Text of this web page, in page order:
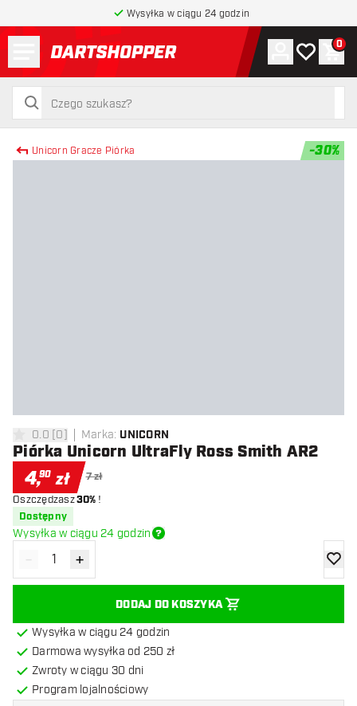
Wysyłka w ciągu 24 godzin
powrót do strony głównej
szukaj
szukaj
Konto
Moja lista
0
Unicorn Gracze Piórka -30%
0 gwiazdki oceny
0.0 [0] Marka: UNICORN
Piórka Unicorn UltraFly Ross Smith AR2
4,90 zł 7 zł
Oszczędzasz30% !
Dostępny
Wysyłka w ciągu 24 godzin
Zmniejsz ilość
- Zwiększ ilość
+
DODAJ DO KOSZYKA
Wysyłka w ciągu 24 godzin
Darmowa wysyłka od 250 zł
Zwroty w ciągu 30 dni
Program lojalnościowy